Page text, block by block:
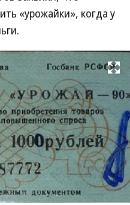
«урожайки», когда у
Развернуть